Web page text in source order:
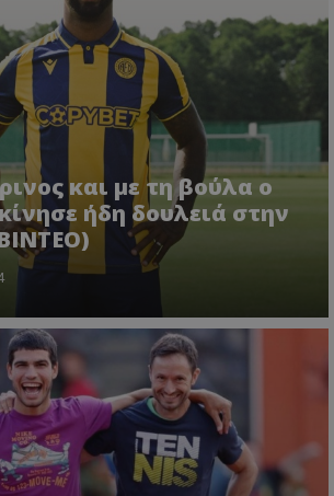
και με τη βούλα ο
ήδη δουλειά στην